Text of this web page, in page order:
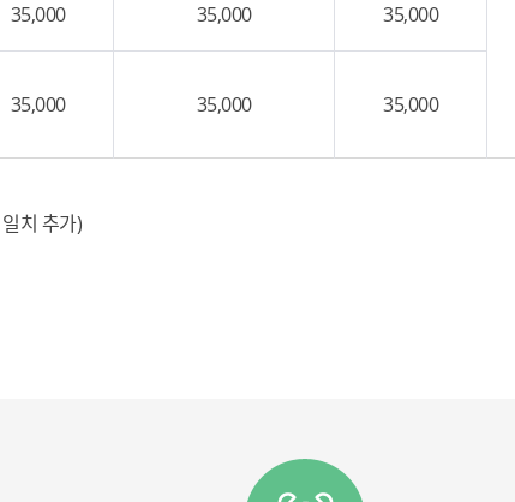
35,000 35,000 35,000
35,000 35,000 35,000
치 추가)